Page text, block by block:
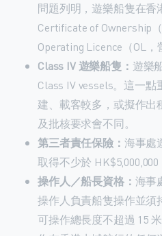
問題列明，遊樂船隻在香
Certificate of Ownership
Operating Licence（OL，
Class IV 遊樂船隻： 遊樂
Class IV vessels。這一
建、載客較多，或擬作出
及批核要求會不同。
第三者責任保險： 海事處
取得不少於 HK$5,000,000
操作人／船長資格： 海事
操作人負責船隻操作並須
可操作總長度不超過 15